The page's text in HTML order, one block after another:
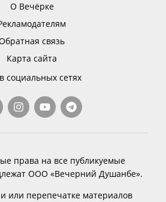
О Вечёрке
связь
Карта сайта
социальных сетях
права на все публикуемые
ООО «Вечерний Душанбе».
или перепечатке материалов